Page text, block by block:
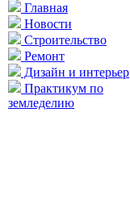
Главная
Новости
Строительство
Ремонт
Дизайн и интерьер
Практикум по
земледелию